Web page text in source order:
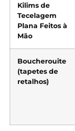
Kilims de
Tecelagem
Plana Feitos à
Mão
Boucherouite
(tapetes de
retalhos)